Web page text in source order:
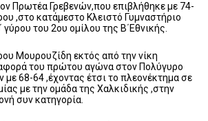
Πρωτέα Γρεβενών,που επιβλήθηκε με 74-
,στο κατάμεστο Κλειστό Γυμναστήριο
γύρου του 2ου ομίλου της Β΄Εθνικής.
Μουρουζίδη εκτός από την νίκη
του πρώτου αγώνα στον Πολύγυρο
με 68-64 ,έχοντας έτσι το πλεονέκτημα σε
με την ομάδα της Χαλκιδικής ,στην
συν κατηγορία.